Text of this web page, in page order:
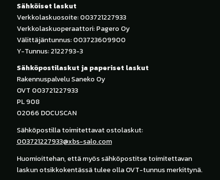
Sähköiset laskut
Verkkolaskuosoite: 003721227933
Verkkolaskuoperaattori: Pagero Oy
Välittäjäntunnus: 003723609900
Y-Tunnus: 2122793-3
Sähköpostilaskut ja paperiset laskut
Rakennuspalvelu Saneko Oy
OVT 003721227933
PL 908
02066 DOCUSCAN
Sähköpostilla toimitettavat ostolaskut:
003721227933@xbs-salo.com
Huomioittehan, että myös sähköpostitse toimitettavan
laskun otsikkokentässä tulee olla OVT-tunnus merkittynä.